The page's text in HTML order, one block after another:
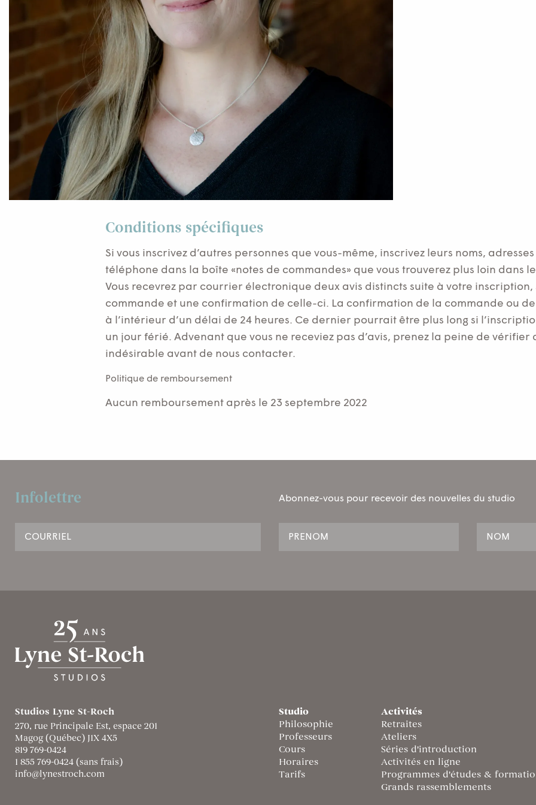
Conditions spécifiques
Si vous inscrivez d’autres personnes que vous-même, inscrivez leurs noms,
téléphone dans la boîte «notes de commandes» que vous trouverez plus loin dans
Vous recevrez par courrier électronique deux avis distincts suite à votre
commande et une confirmation de celle-ci. La confirmation de la commande ou de
à l’intérieur d’un délai de 24 heures. Ce dernier pourrait être plus long si
un jour férié. Advenant que vous ne receviez pas d’avis, prenez la peine de
indésirable avant de nous contacter.
Politique de remboursement
Aucun remboursement après le 23 septembre 2022
Infolettre Abonnez-vous pour recevoir des nouvelles du studio
Studios Lyne St-Roch
270, rue Principale Est, espace 201
Magog (Québec) J1X 4X5
819 769-0424
1 855 769-0424 (sans frais)
info@lynestroch.com
Studio
Philosophie
Professeurs
Cours
Horaires
Tarifs
Activités
Retraites
Ateliers
Séries d'introduction
Activités en ligne
Programmes d'études &
Grands rassemblements